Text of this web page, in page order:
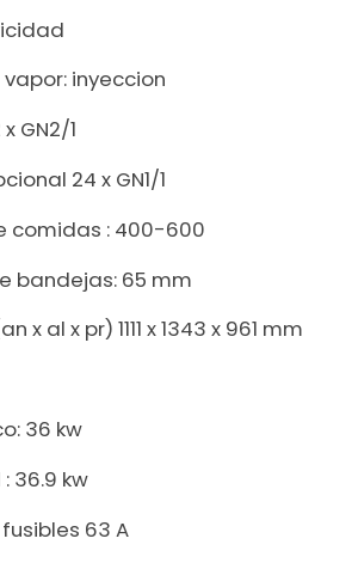
inyeccion
GN2/1
24 x GN1/1
comidas : 400-600
bandejas: 65 mm
x al x pr) 1111 x 1343 x 961 mm
36 kw
36.9 kw
63 A